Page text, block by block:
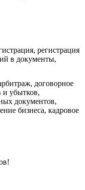
регистрация
в документы,
договорное
и убытков,
документов,
бизнеса, кадровое